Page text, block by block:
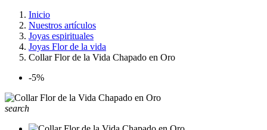
Inicio
Nuestros artículos
Joyas espirituales
Joyas Flor de la vida
Collar Flor de la Vida Chapado en Oro
-5%
search